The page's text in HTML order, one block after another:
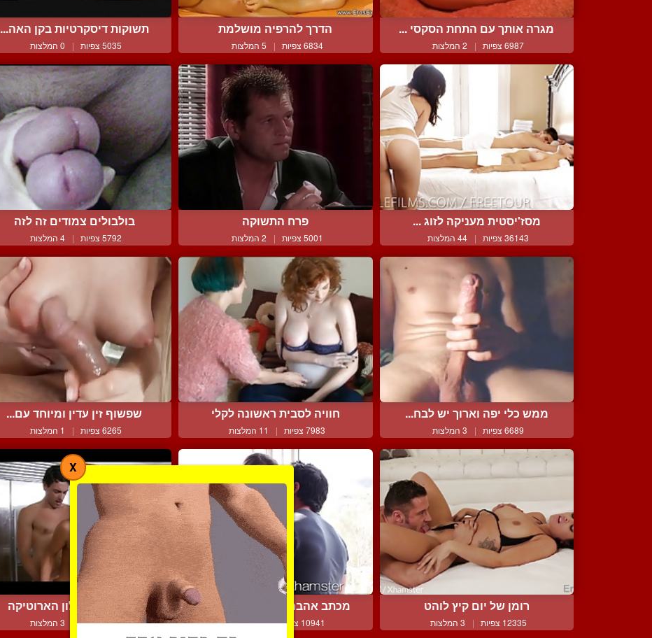
מגרה אותך עם התחת הסקסי ...
6987 צפיות | 2 המלצות
הדרך להרפיה מושלמת
6834 צפיות | 5 המלצות
תשוקות דיסקרטיות בקן האה...
5035 צפיות | 0 המלצות
מסז'יסטית מעניקה לזוג ...
36143 צפיות | 44 המלצות
פרח התשוקה
5001 צפיות | 2 המלצות
בולבולים צמודים זה לזה
5792 צפיות | 4 המלצות
ממש כלי יפה וארוך יש לבח...
6689 צפיות | 3 המלצות
חוויה לסבית ראשונה לקלי
7983 צפיות | 11 המלצות
שפשוף זין עדין ומיוחד עם...
6265 צפיות | 1 המלצות
רומן של יום קיץ לוהט
12335 צפיות | 3 המלצות
מכתב אהבה רומנטי וסקס סו...
10941 צפיות | 5 המלצות
שעשועים במלון הארוטיקה
7149 צפיות | 3 המלצות
X